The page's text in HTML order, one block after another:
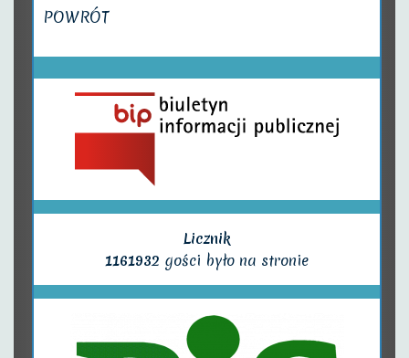
POWRÓT
Licznik
1161932 gości było na stronie